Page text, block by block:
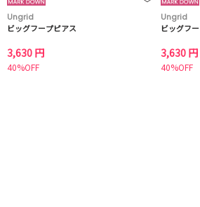
Ungrid
ビッグフープピアス
3,630 円
40%OFF
Ungrid
ビッグフ
3,630 円
40%OFF